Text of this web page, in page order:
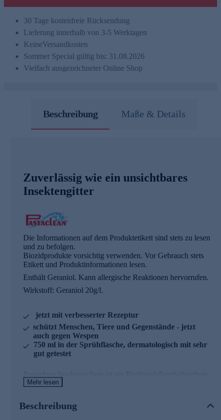
30 Tage kostenfreie Rücksendung
Lieferung innerhalb von 3-5 Werktagen
KeineVersandkosten
Sommer Special gültig bis: 31.08.2026
Vielfach ausgezeichneter Online Shop
Beschreibung Maße & Details
Zuverlässig wie ein unsichtbares
Insektengitter
Die Informationen auf dem Produktetikett sind stets zu lesen
und zu befolgen.
Biozidprodukte vorsichtig verwenden. Vor Gebrauch stets
Etikett und Produktinformationen lesen.
Enthält Geraniol. Kann allergische Reaktionen hervorrufen.
Wirkstoff: Geraniol 20g/l.
jetzt mit verbesserter Rezeptur
schützt Menschen, Tiere und Gegenstände - jetzt
auch gegen Wespen
750 ml in der Sprühflasche, dermatologisch mit sehr
gut getestet
mit neuer, verbesserter Rezeptur. Das Spray dient als
Ideal bei allen Outdoor-Aktivitäten, wie Wandern,
Radfahren, Reiten, Gartenarbeit, Sport, Camping, Urlaub
Mehr lesen
Beschreibung